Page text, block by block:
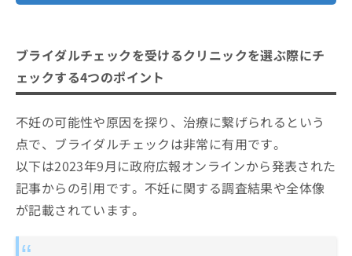
ブライダルチェックを受けるクリニックを選ぶ際にチ
ェックする4つのポイント
不妊の可能性や原因を探り、治療に繋げられるという
点で、ブライダルチェックは非常に有用です。
以下は2023年9月に政府広報オンラインから発表された
記事からの引用です。不妊に関する調査結果や全体像
が記載されています。